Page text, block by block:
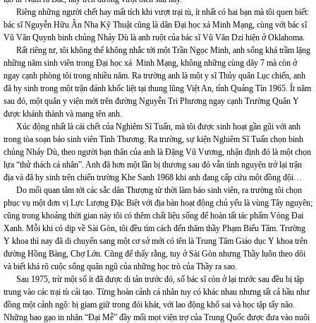
Riêng những người chết hay mất tích khi vượt trại tù, ít nhất có hai bạn mà tôi quen biết:
bác sĩ Nguyễn Hữu Ân Nha Kỹ Thuật cũng là dân Đại học xá Minh Mạng, cùng với bác sĩ
Vũ Văn Quynh binh chủng Nhảy Dù là anh ruột của bác sĩ Vũ Văn Dzi hiện ở Oklahoma.
Rất riêng tư, tôi không thể không nhắc tới một Trần Ngọc Minh, anh sống khá trầm lặng
những năm sinh viên trong Đại học xá Minh Mạng, không những cùng dãy 7 mà còn ở
ngay cạnh phòng tôi trong nhiều năm. Ra trường anh là một y sĩ Thủy quân Lục chiến, anh
đã hy sinh trong một trận đánh khốc liệt tại thung lũng Việt An, tỉnh Quảng Tín 1965. Ít năm
sau đó, một quân y viện mới trên đường Nguyễn Tri Phương ngay cạnh Trường Quân Y
được khánh thành và mang tên anh.
Xúc động nhất là cái chết của Nghiêm Sĩ Tuấn, mà tôi được sinh hoạt gần gũi với anh
trong tòa soạn báo sinh viên Tình Thương. Ra trường, sự kiện Nghiêm Sĩ Tuấn chọn binh
chủng Nhảy Dù, theo người bạn thân của anh là Đặng Vũ Vương, nhận định đó là một chọn
lựa “thử thách cá nhân”. Anh đã hơn một lần bị thương sau đó vẫn tình nguyện trở lại trận
địa và đã hy sinh trên chiến trường Khe Sanh 1968 khi anh đang cấp cứu một đồng đội…
Do mối quan tâm tới các sắc dân Thượng từ thời làm báo sinh viên, ra trường tôi chọn
phục vụ một đơn vị Lực Lượng Đặc Biệt với địa bàn hoạt động chủ yếu là vùng Tây nguyên;
cũng trong khoảng thời gian này tôi có thêm chất liệu sống để hoàn tất tác phẩm Vòng Đai
Xanh. Mỗi khi có dịp về Sài Gòn, tôi đều tìm cách đến thăm thầy Phạm Biểu Tâm. Trường
Y khoa thì nay đã di chuyển sang một cơ sở mới có tên là Trung Tâm Giáo dục Y khoa trên
đường Hồng Bàng, Chợ Lớn. Cũng để thấy rằng, tuy ở Sài Gòn nhưng Thầy luôn theo dõi
và biết khá rõ cuộc sống quân ngũ của những học trò của Thầy ra sao.
Sau 1975, trừ một số ít đã được di tản trước đó, số bác sĩ còn ở lại trước sau đều bị tập
trung vào các trại tù cải tạo. Từng hoàn cảnh cá nhân tuy có khác nhau nhưng tất cả hầu như
đồng một cảnh ngộ: bị giam giữ trong đói khát, với lao động khổ sai và học tập tẩy não.
Những bao gạo in nhãn “Đại Mễ” đầy mối mọt viện trợ của Trung Quốc được đưa vào nuôi